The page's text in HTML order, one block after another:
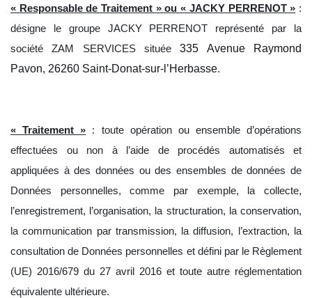
« Responsable de Traitement » ou « JACKY PERRENOT » :
désigne le groupe
JACKY PERRENOT représenté par la
société ZAM SERVICES située335 Avenue Raymond
Pavon, 26260 Saint-Donat-sur-l’Herbasse.
« Traitement »
: toute opération ou ensemble d’opérations
effectuées ou non à l’aide de procédés automatisés et
appliquées à des données ou des ensembles de données de
Données personnelles, comme par exemple, la collecte,
l’enregistrement, l’organisation, la structuration, la conservation,
la communication par transmission, la diffusion, l’extraction, la
consultation de Données personnelles et défini par le Règlement
(UE) 2016/679 du 27 avril 2016 et toute autre réglementation
équivalente ultérieure.